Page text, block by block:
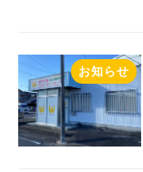
お知らせ